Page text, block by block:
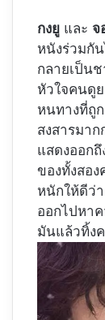
กงยู และ จ
หนังร่วมกั
กลายเป็น
หัวใจคนดู
หนทางที่ถู
สงสารมา
แสดงออก
ของทั้งสอง
หนักให้ดีว่
ออกไปหา
มันแล้วทิ้ง